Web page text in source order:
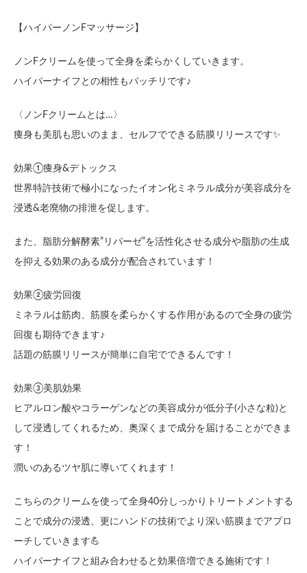
【ハイパーノンFマッサージ】
ノンFクリームを使って全身を柔らかくしていきます。
ハイパーナイフとの相性もバッチリです♪
〈ノンFクリームとは…〉
痩身も美肌も思いのまま、セルフでできる筋膜リリースです✨
効果①痩身&デトックス
世界特許技術で極小になったイオン化ミネラル成分が美容成分を
浸透&老廃物の排泄を促します。
また、脂肪分解酵素”リパーゼ”を活性化させる成分や脂肪の生成
を抑える効果のある成分が配合されています！
効果②疲労回復
ミネラルは筋肉、筋膜を柔らかくする作用があるので全身の疲労
回復も期待できます♪
話題の筋膜リリースが簡単に自宅でできるんです！
効果③美肌効果
ヒアルロン酸やコラーゲンなどの美容成分が低分子(小さな粒)と
して浸透してくれるため、奥深くまで成分を届けることができま
す！
潤いのあるツヤ肌に導いてくれます！
こちらのクリームを使って全身40分しっかりトリートメントする
ことで成分の浸透、更にハンドの技術でより深い筋膜までアプロ
ーチしていきます💪
ハイパーナイフと組み合わせると効果倍増できる施術です！